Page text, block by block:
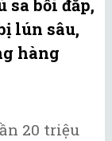
sa bồi đắp,
lún sâu,
hàng
20 triệu